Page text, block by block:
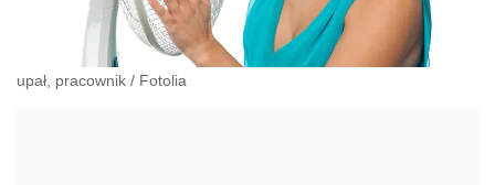
upał, pracownik / Fotolia